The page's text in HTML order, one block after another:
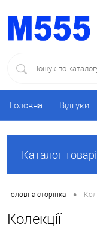
Головна Відгуки
Каталог
Головна сторінка •
Колекції